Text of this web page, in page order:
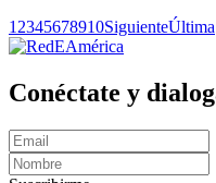
1 2345678910SiguienteÚltima
Conéctate y